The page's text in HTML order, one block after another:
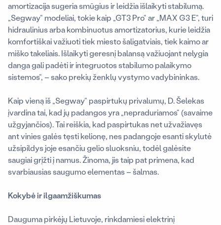
amortizacija sugeria smūgius ir leidžia išlaikyti stabilumą.
„Segway“ modeliai, tokie kaip „GT3 Pro“ ar „MAX G3 E“, turi
hidraulinius arba kombinuotus amortizatorius, kurie leidžia
komfortiškai važiuoti tiek miesto šaligatviais, tiek kaimo ar
miško takeliais. Išlaikyti geresnį balansą važiuojant nelygia
danga gali padėti ir integruotos stabilumo palaikymo
sistemos“, – sako prekių ženklų vystymo vadybininkas.
Kaip vieną iš „Segway“ paspirtukų privalumų, D. Šelekas
įvardina tai, kad jų padangos yra „nepraduriamos“ (savaime
užgyjančios). Tai reiškia, kad paspirtukas net užvažiavęs
ant vinies galės tęsti kelionę, nes padangoje esanti skylutė
užsipildys joje esančiu gelio sluoksniu, todėl galėsite
saugiai grįžti į namus. Žinoma, jis taip pat primena, kad
svarbiausias saugumo elementas – šalmas.
Kokybė ir ilgaamžiškumas
Dauguma pirkėjų Lietuvoje, rinkdamiesi elektrinį